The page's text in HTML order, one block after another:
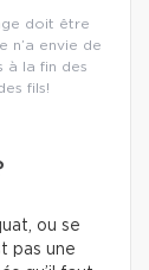
doit être
n’a envie de
à la fin des
fils!
ou se
pas une